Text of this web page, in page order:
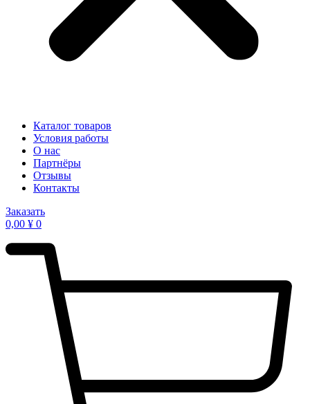
Каталог товаров
Условия работы
О нас
Партнёры
Отзывы
Контакты
Заказать
0,00 ¥ 0